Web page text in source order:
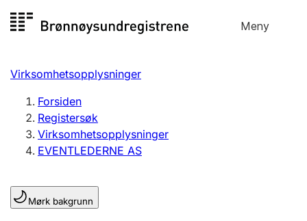
til
Meny
Registersøk
Aksjeselskap
Enkeltpersonforetak
Registrere, endre, slette
Lag og forening
Virksomhetsopplysninger
Forsiden
Registersøk
Virksomhetsopplysninger
EVENTLEDERNE AS
Mørk bakgrunn